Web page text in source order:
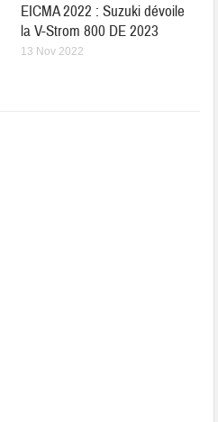
EICMA 2022 : Suzuki dévoile
la V-Strom 800 DE 2023
13 Nov 2022